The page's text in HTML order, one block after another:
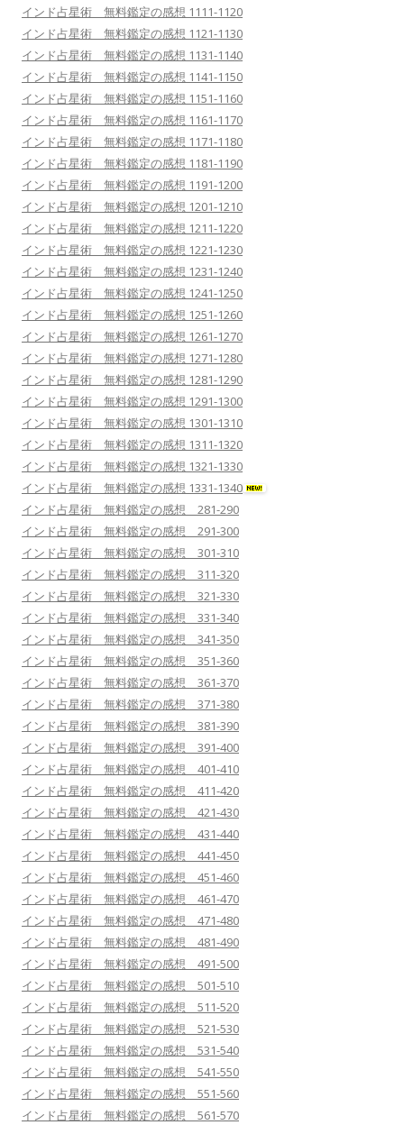
インド占星術 無料鑑定の感想 1111-1120
インド占星術 無料鑑定の感想 1121-1130
インド占星術 無料鑑定の感想 1131-1140
インド占星術 無料鑑定の感想 1141-1150
インド占星術 無料鑑定の感想 1151-1160
インド占星術 無料鑑定の感想 1161-1170
インド占星術 無料鑑定の感想 1171-1180
インド占星術 無料鑑定の感想 1181-1190
インド占星術 無料鑑定の感想 1191-1200
インド占星術 無料鑑定の感想 1201-1210
インド占星術 無料鑑定の感想 1211-1220
インド占星術 無料鑑定の感想 1221-1230
インド占星術 無料鑑定の感想 1231-1240
インド占星術 無料鑑定の感想 1241-1250
インド占星術 無料鑑定の感想 1251-1260
インド占星術 無料鑑定の感想 1261-1270
インド占星術 無料鑑定の感想 1271-1280
インド占星術 無料鑑定の感想 1281-1290
インド占星術 無料鑑定の感想 1291-1300
インド占星術 無料鑑定の感想 1301-1310
インド占星術 無料鑑定の感想 1311-1320
インド占星術 無料鑑定の感想 1321-1330
インド占星術 無料鑑定の感想 1331-1340
インド占星術 無料鑑定の感想 281-290
インド占星術 無料鑑定の感想 291-300
インド占星術 無料鑑定の感想 301-310
インド占星術 無料鑑定の感想 311-320
インド占星術 無料鑑定の感想 321-330
インド占星術 無料鑑定の感想 331-340
インド占星術 無料鑑定の感想 341-350
インド占星術 無料鑑定の感想 351-360
インド占星術 無料鑑定の感想 361-370
インド占星術 無料鑑定の感想 371-380
インド占星術 無料鑑定の感想 381-390
インド占星術 無料鑑定の感想 391-400
インド占星術 無料鑑定の感想 401-410
インド占星術 無料鑑定の感想 411-420
インド占星術 無料鑑定の感想 421-430
インド占星術 無料鑑定の感想 431-440
インド占星術 無料鑑定の感想 441-450
インド占星術 無料鑑定の感想 451-460
インド占星術 無料鑑定の感想 461-470
インド占星術 無料鑑定の感想 471-480
インド占星術 無料鑑定の感想 481-490
インド占星術 無料鑑定の感想 491-500
インド占星術 無料鑑定の感想 501-510
インド占星術 無料鑑定の感想 511-520
インド占星術 無料鑑定の感想 521-530
インド占星術 無料鑑定の感想 531-540
インド占星術 無料鑑定の感想 541-550
インド占星術 無料鑑定の感想 551-560
インド占星術 無料鑑定の感想 561-570